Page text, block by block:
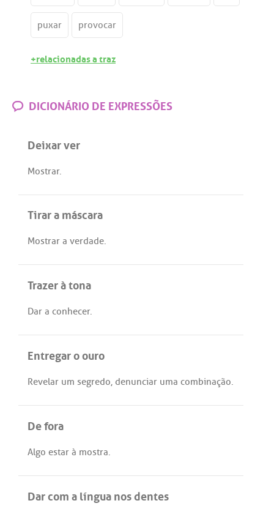
puxar provocar
+relacionadas a traz
DICIONÁRIO DE EXPRESSÕES
Deixar ver
Mostrar.
Tirar a máscara
Mostrar a verdade.
Trazer à tona
Dar a conhecer.
Entregar o ouro
Revelar um segredo, denunciar uma combinação.
De fora
Algo estar à mostra.
Dar com a língua nos dentes